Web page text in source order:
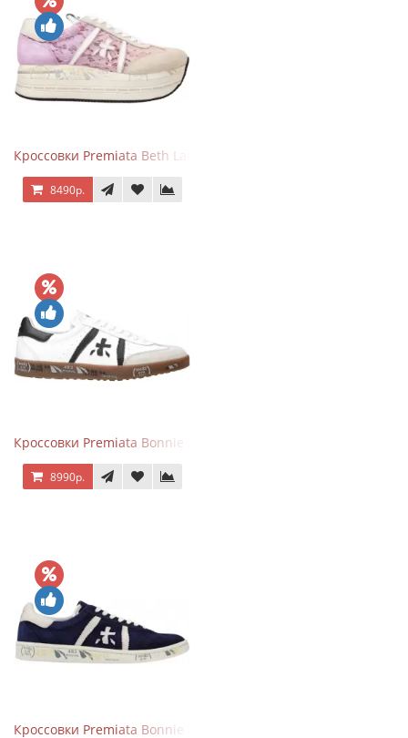
Кроссовки Premiata Beth Lace Light Pink Sand
8490р.
Кроссовки Premiata Bonnie Black White
8990р.
Кроссовки Premiata Bonnie Blue